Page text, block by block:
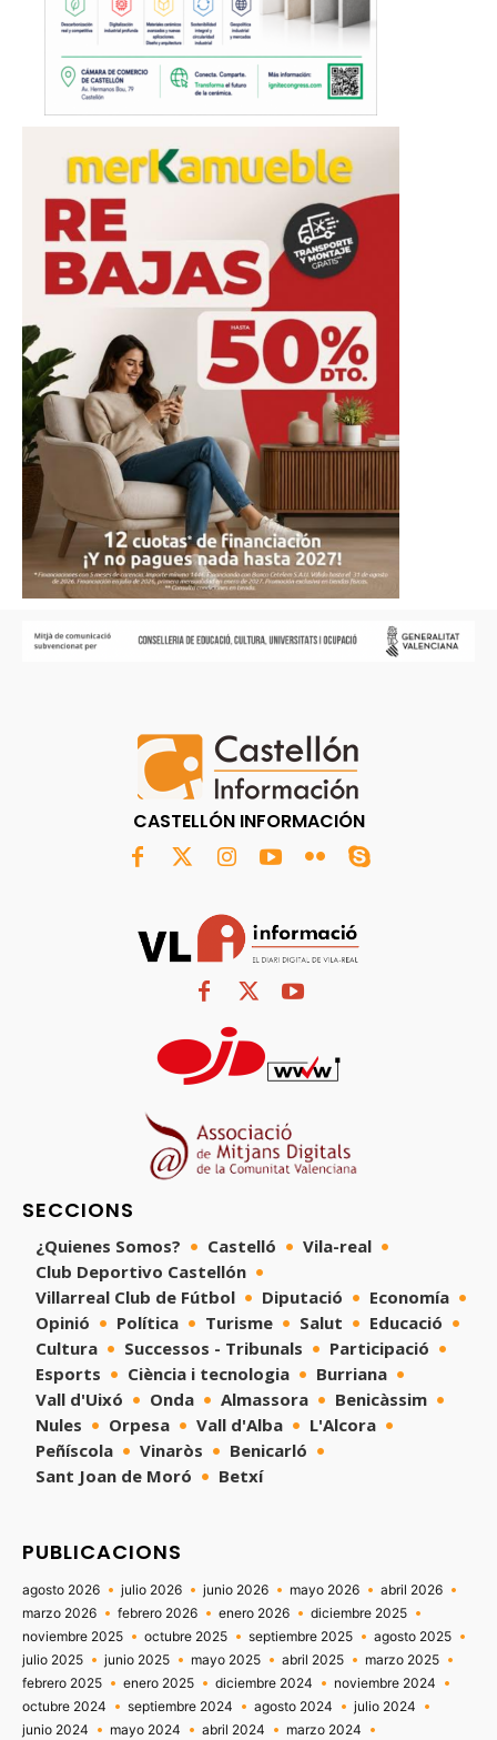
CASTELLÓN INFORMACIÓN
SECCIONS
¿Quienes Somos? Castelló
Vila-real
Club Deportivo Castellón
Villarreal Club de Fútbol
Diputació
Economía
Opinió
Política Turisme Salut
Educació
Cultura
Successos - Tribunals
Participació
Esports
Ciència i tecnologia
Burriana
Vall d'Uixó
Onda Almassora
Benicàssim
Nules
Orpesa Vall d'Alba
L'Alcora
Peñíscola
Vinaròs
Benicarló
Sant Joan de Moró
Betxí
PUBLICACIONS
agosto 2026 julio 2026 junio 2026 mayo 2026
abril 2026
marzo 2026
febrero 2026 enero 2026
diciembre 2025
noviembre 2025
octubre 2025 septiembre 2025
agosto 2025
julio 2025
junio 2025 mayo 2025 abril 2025
marzo 2025
febrero 2025
enero 2025 diciembre 2024
noviembre 2024
octubre 2024
septiembre 2024 agosto 2024
julio 2024
junio 2024
mayo 2024 abril 2024
marzo 2024